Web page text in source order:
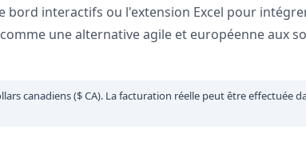
bord interactifs ou l'extension Excel pour
une alternative agile et européenne aux
canadiens ($ CA). La facturation réelle peut être effectuée